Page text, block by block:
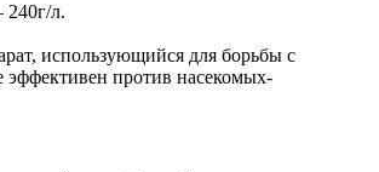
240г/л.
использующийся для борьбы с
эффективен против насекомых-